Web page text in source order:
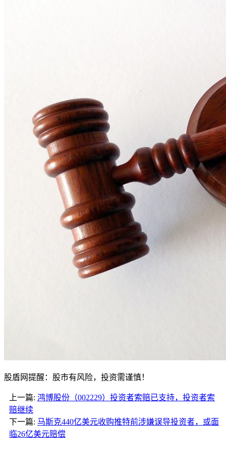
股盾网提醒：股市有风险，投资需谨慎！
上一篇: 鸿博股份（002229）投资者索赔已支持，投资者索
赔继续
下一篇: 马斯克440亿美元收购推特前涉嫌误导投资者，或面
临26亿美元赔偿